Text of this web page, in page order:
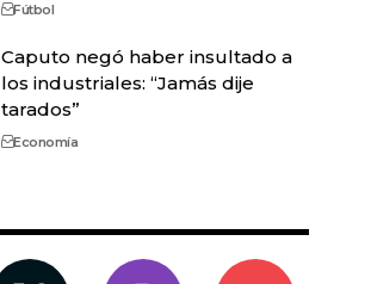
Fútbol
Caputo negó haber insultado a
los industriales: “Jamás dije
tarados”
Economía